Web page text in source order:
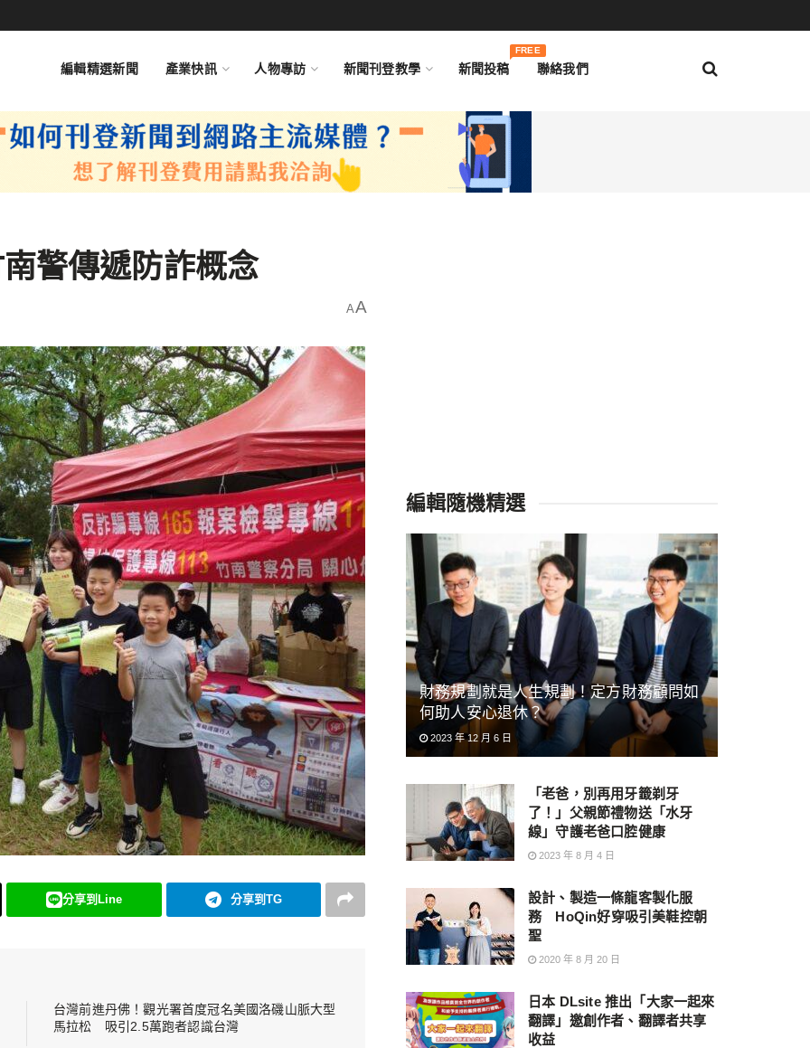
編輯精選新聞 產業快訊 人物專訪 新聞刊登教學 新聞投稿
FREE
聯絡我們
警傳遞防詐概念
AA
分享到Line 分享到TG
台灣前進丹佛！觀光署首度冠名美國洛磯山脈大型
馬拉松 吸引2.5萬跑者認識台灣
編輯隨機精選
財務規劃就是人生規劃！定方財務顧問如
何助人安心退休？
2023 年 12 月 6 日
「老爸，別再用牙籤剃牙
了！」父親節禮物送「水牙
線」守護老爸口腔健康
2023 年 8 月 4 日
設計、製造一條龍客製化服
務 HoQin好穿吸引美鞋控朝
聖
2020 年 8 月 20 日
日本 DLsite 推出「大家一起來
翻譯」邀創作者、翻譯者共享
收益